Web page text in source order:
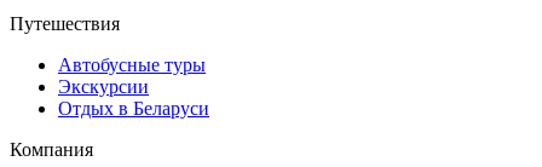
Путешествия
Автобусные туры
Экскурсии
Отдых в Беларуси
Компания